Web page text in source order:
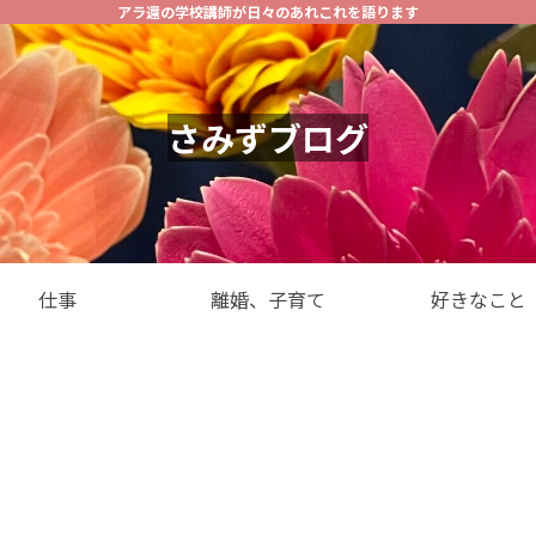
アラ還の学校講師が日々のあれこれを語ります
さみずブログ
仕事 離婚、子育て 好きなこと